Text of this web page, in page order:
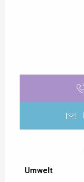
Umwelt
Umwelt